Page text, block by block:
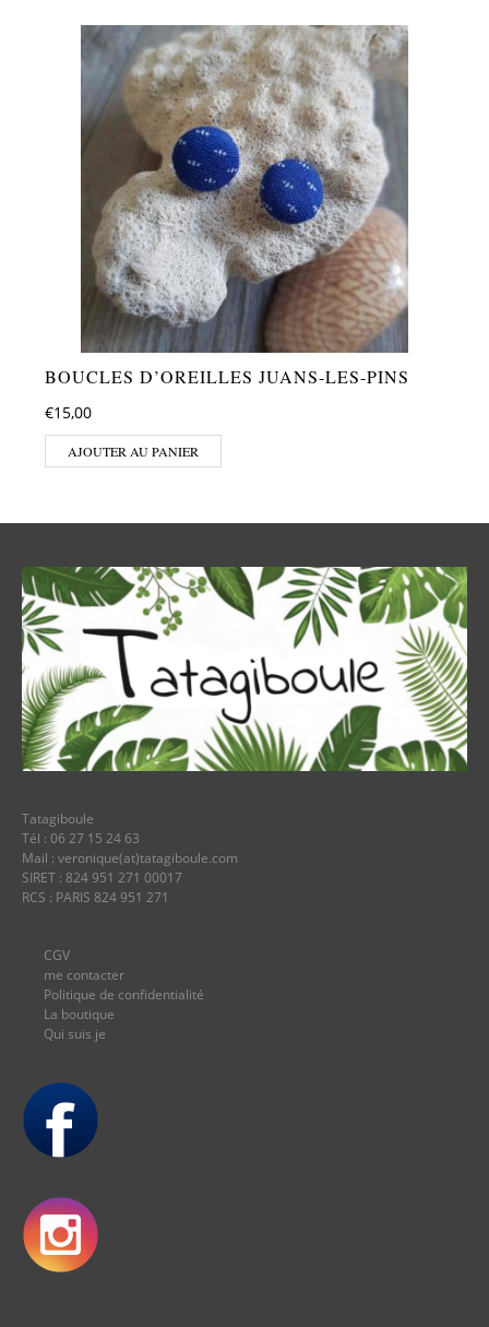
BOUCLES D’OREILLES JUANS-LES-PINS
€15,00
AJOUTER AU PANIER
Tatagiboule
Tél : 06 27 15 24 63
Mail : veronique(at)tatagiboule.com
SIRET : 824 951 271 00017
RCS : PARIS 824 951 271
CGV
me contacter
Politique de confidentialité
La boutique
Qui suis je